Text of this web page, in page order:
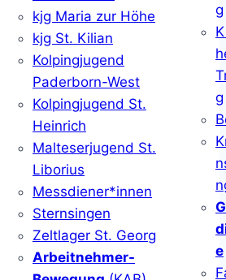
kjg Maria zur Höhe
kjg St. Kilian
Kolpingjugend
Paderborn-West
Kolpingjugend St.
Heinrich
Malteserjugend St.
Liborius
Messdiener*innen
Sternsingen
Zeltlager St. Georg
Arbeitnehmer-
g
g
e